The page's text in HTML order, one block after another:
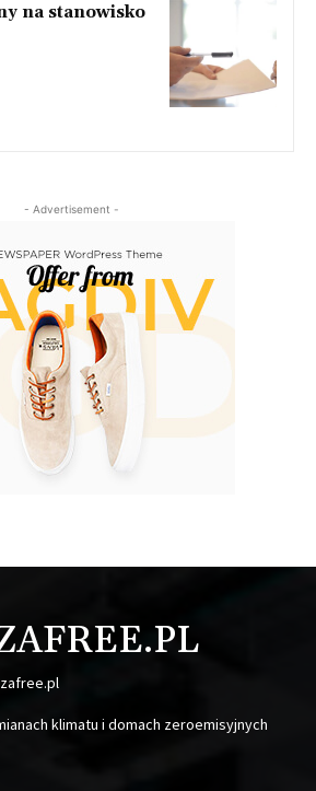
na stanowisko
- Advertisement -
klimatu i domach zeroemisyjnych